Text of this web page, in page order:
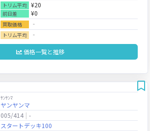
トリム平均 ¥20
前日差 ¥0
買取価格 ‐
トリム平均 ‐
価格一覧と推移
ﾔﾝﾔﾝﾏ
ヤンヤンマ
005/414
-
スタートデッキ100